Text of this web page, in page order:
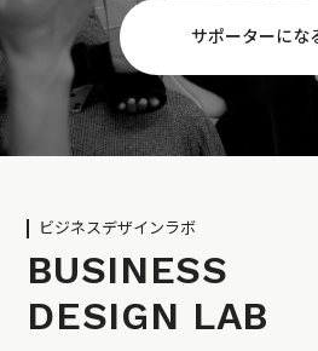
サポーターにな
ビジネスデザインラボ
BUSINESS
DESIGN LAB